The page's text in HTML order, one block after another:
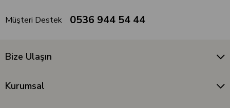
Müşteri Destek 0536 944 54 44
Bize Ulaşın
Kurumsal